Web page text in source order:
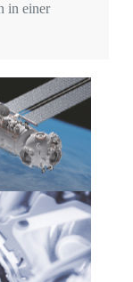
in einer